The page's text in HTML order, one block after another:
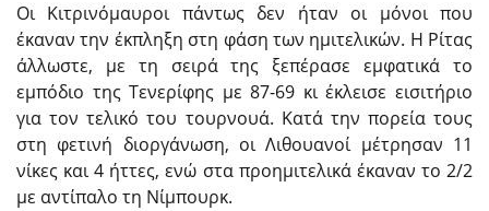
Οι Κιτρινόμαυροι πάντως δεν ήταν οι μόνοι που
έκαναν την έκπληξη στη φάση των ημιτελικών. Η Ρίτας
άλλωστε, με τη σειρά της ξεπέρασε εμφατικά το
εμπόδιο της Τενερίφης με 87-69 κι έκλεισε εισιτήριο
για τον τελικό του τουρνουά. Κατά την πορεία τους
στη φετινή διοργάνωση, οι Λιθουανοί μέτρησαν 11
νίκες και 4 ήττες, ενώ στα προημιτελικά έκαναν το 2/2
με αντίπαλο τη Νίμπουρκ.